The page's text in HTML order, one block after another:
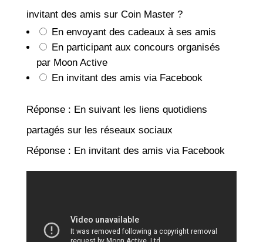
invitant des amis sur Coin Master ?
En envoyant des cadeaux à ses amis
En participant aux concours organisés
par Moon Active
En invitant des amis via Facebook
Réponse : En suivant les liens quotidiens
partagés sur les réseaux sociaux
Réponse : En invitant des amis via Facebook